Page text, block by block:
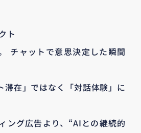
ト
チャットで意思決定した瞬間
滞在」ではなく「対話体験」に
ング広告より、“AIとの継続的